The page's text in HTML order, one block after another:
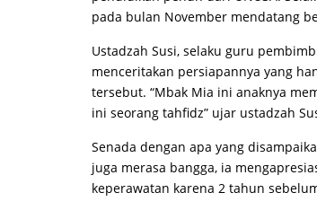
pada bulan November mendatang
Ustadzah Susi, selaku guru
menceritakan persiapannya yang
tersebut. “Mbak Mia ini anaknya
ini seorang tahfidz” ujar ustadzah
Senada dengan apa yang
juga merasa bangga, ia
keperawatan karena 2 tahun